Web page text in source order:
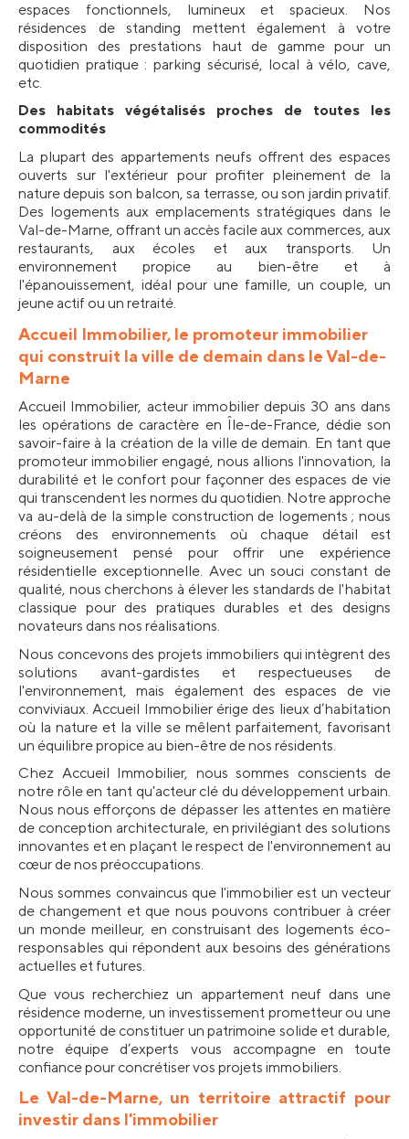
espaces fonctionnels, lumineux et spacieux. Nos
résidences de standing mettent également à votre
disposition des prestations haut de gamme pour un
quotidien pratique : parking sécurisé, local à vélo, cave,
etc.
Des habitats végétalisés proches de toutes les
commodités
La plupart des appartements neufs offrent des espaces
ouverts sur l'extérieur pour profiter pleinement de la
nature depuis son balcon, sa terrasse, ou son jardin privatif.
Des logements aux emplacements stratégiques dans le
Val-de-Marne, offrant un accès facile aux commerces, aux
restaurants, aux écoles et aux transports. Un
environnement propice au bien-être et à
l'épanouissement, idéal pour une famille, un couple, un
jeune actif ou un retraité.
Accueil Immobilier, le promoteur immobilier
qui construit la ville de demain dans le Val-de-
Marne
Accueil Immobilier, acteur immobilier depuis 30 ans dans
les opérations de caractère en Île-de-France, dédie son
savoir-faire à la création de la ville de demain. En tant que
promoteur immobilier engagé, nous allions l'innovation, la
durabilité et le confort pour façonner des espaces de vie
qui transcendent les normes du quotidien. Notre approche
va au-delà de la simple construction de logements ; nous
créons des environnements où chaque détail est
soigneusement pensé pour offrir une expérience
résidentielle exceptionnelle. Avec un souci constant de
qualité, nous cherchons à élever les standards de l'habitat
classique pour des pratiques durables et des designs
novateurs dans nos réalisations.
Nous concevons des projets immobiliers qui intègrent des
solutions avant-gardistes et respectueuses de
l'environnement, mais également des espaces de vie
conviviaux. Accueil Immobilier érige des lieux d’habitation
où la nature et la ville se mêlent parfaitement, favorisant
un équilibre propice au bien-être de nos résidents.
Chez Accueil Immobilier, nous sommes conscients de
notre rôle en tant qu'acteur clé du développement urbain.
Nous nous efforçons de dépasser les attentes en matière
de conception architecturale, en privilégiant des solutions
innovantes et en plaçant le respect de l'environnement au
cœur de nos préoccupations.
Nous sommes convaincus que l'immobilier est un vecteur
de changement et que nous pouvons contribuer à créer
un monde meilleur, en construisant des logements éco-
responsables qui répondent aux besoins des générations
actuelles et futures.
Que vous recherchiez un appartement neuf dans une
résidence moderne, un investissement prometteur ou une
opportunité de constituer un patrimoine solide et durable,
notre équipe d’experts vous accompagne en toute
confiance pour concrétiser vos projets immobiliers.
Le Val-de-Marne, un territoire attractif pour
investir dans l'immobilier